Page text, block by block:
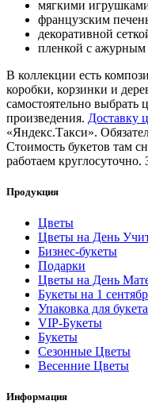
мягкими
французским
декоративной
пленкой с ажурным
В коллекции есть
коробки, корзинки и
самостоятельно выбрать
произведения. Доставку
«Яндекс.Такси».
Стоимость букетов там
работаем
Продукция
Цветы
Цветы на День
Бизнес-букеты
Подарки
Цветы на День
Букеты на 1
Упаковка для букета
VIP-Букеты
Букеты
Сезонные Цветы
Весенние Цветы
Информация